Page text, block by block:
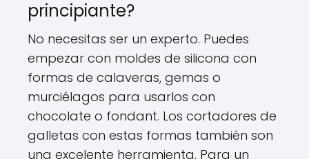
principiante?
No necesitas ser un experto. Puedes
empezar con moldes de silicona con
formas de calaveras, gemas o
murciélagos para usarlos con
chocolate o fondant. Los cortadores de
galletas con estas formas también son
una excelente herramienta. Para un